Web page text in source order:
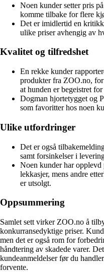
Noen kunder setter pris
komme tilbake for flere
Det er imidlertid en
ulike priser avhengig av
Kvalitet og tilfredshet
En rekke kunder
produkter fra ZOO.no, for
at hunden er begeistret
Dogman hjortetygget og
som favoritter hos noen
Ulike utfordringer
Det er også
samt forsinkelser i
Noen kunder har opplevd
lekkasjer, mens andre
er utsolgt.
Oppsummering
Samlet sett virker ZOO.no å
konkurransedyktige priser.
men det er også rom for
håndtering av skadede varer.
kundeanmeldelser før du
forvente.